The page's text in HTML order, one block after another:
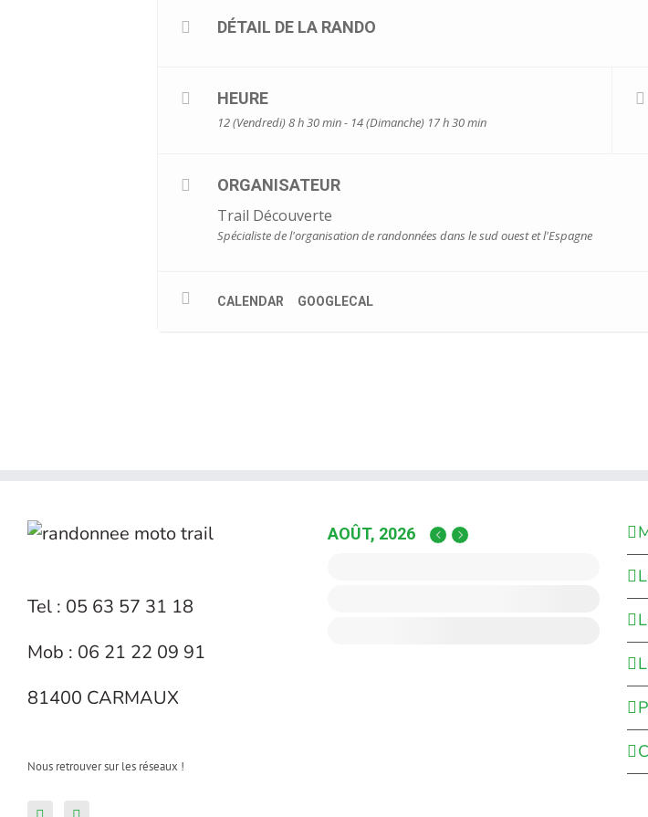
DÉTAIL DE LA RANDO
HEURE
12 (Vendredi) 8 h 30 min - 14 (Dimanche) 17 h 30 min
ORGANISATEUR
Trail Découverte
Spécialiste de l'organisation de randonnées dans le sud ouest et l'Espagne
CALENDAR GOOGLECAL
Tel : 05 63 57 31 18
Mob : 06 21 22 09 91
81400 CARMAUX
Nous retrouver sur les réseaux !
AOÛT, 2026